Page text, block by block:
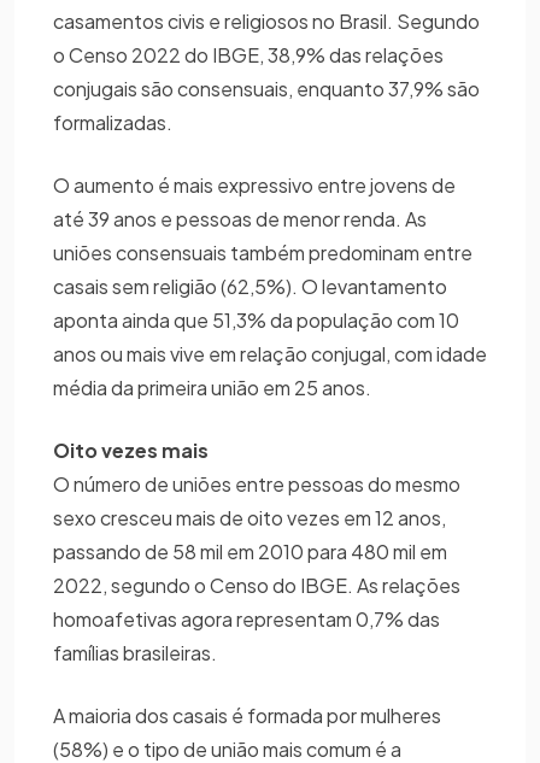
casamentos civis e religiosos no Brasil. Segundo
o Censo 2022 do IBGE, 38,9% das relações
conjugais são consensuais, enquanto 37,9% são
formalizadas.
O aumento é mais expressivo entre jovens de
até 39 anos e pessoas de menor renda. As
uniões consensuais também predominam entre
casais sem religião (62,5%). O levantamento
aponta ainda que 51,3% da população com 10
anos ou mais vive em relação conjugal, com idade
média da primeira união em 25 anos.
Oito vezes mais
O número de uniões entre pessoas do mesmo
sexo cresceu mais de oito vezes em 12 anos,
passando de 58 mil em 2010 para 480 mil em
2022, segundo o Censo do IBGE. As relações
homoafetivas agora representam 0,7% das
famílias brasileiras.
A maioria dos casais é formada por mulheres
(58%) e o tipo de união mais comum é a